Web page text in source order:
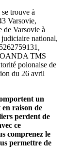
trouve à
Varsovie,
de Varsovie à
national,
OANDA TMS
polonaise de
du 26 avril
un
raison de
perdent de
ce
comprenez le
permettre de